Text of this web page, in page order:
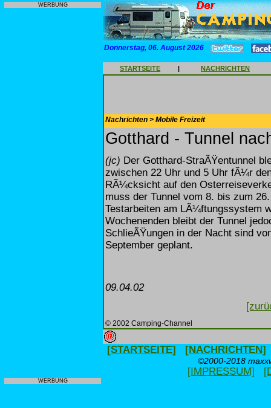
WERBUNG
WERBUNG
Donnerstag, 06. August 2026
STARTSEITE | NACHRICHTEN
Nachrichten > Mobile Freizeit
Gotthard - Tunnel
(jc) Der Gotthard-StraÃŸentunnel
zwischen 22 Uhr und 5 Uhr fÃ¼r
RÃ¼cksicht auf den
muss der Tunnel vom 8. bis zum
Testarbeiten am LÃ¼ftungssystem
Wochenenden bleibt der Tunnel
SchlieÃŸungen in der Nacht sind
September geplant.
09.04.02
© 2002 Camping-Channel
[STARTSEITE] [NACHRICHTEN]
©2000-2018
[IMPRESSUM]